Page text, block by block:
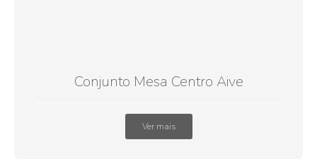
Conjunto Mesa Centro Aive
Ver mais